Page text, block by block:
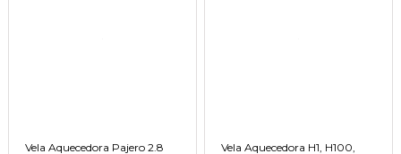
Vela Aquecedora Pajero 2.8
Vela Aquecedora H1, H100,